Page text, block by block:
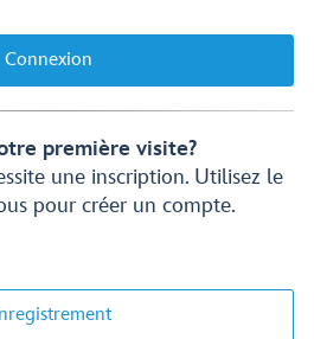
Connexion
première visite?
une inscription. Utilisez le
pour créer un compte.